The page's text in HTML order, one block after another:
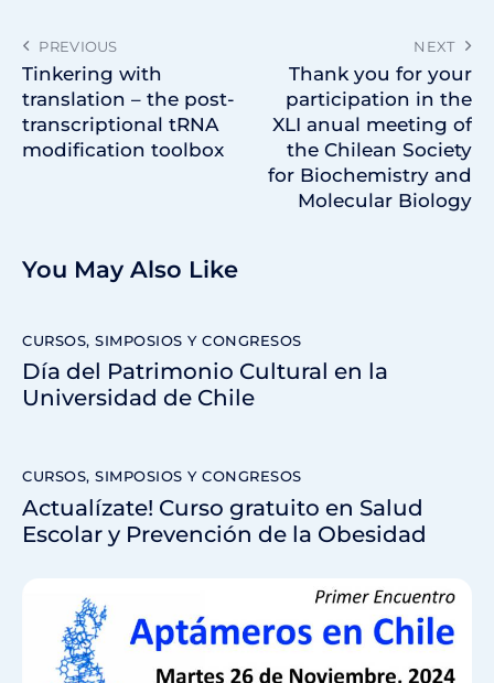
PREVIOUS
Tinkering with
translation – the post-
transcriptional tRNA
modification toolbox
NEXT
Thank you for your
participation in the
XLI anual meeting of
the Chilean Society
for Biochemistry and
Molecular Biology
You May Also Like
CURSOS, SIMPOSIOS Y CONGRESOS
Día del Patrimonio Cultural en la
Universidad de Chile
CURSOS, SIMPOSIOS Y CONGRESOS
Actualízate! Curso gratuito en Salud
Escolar y Prevención de la Obesidad